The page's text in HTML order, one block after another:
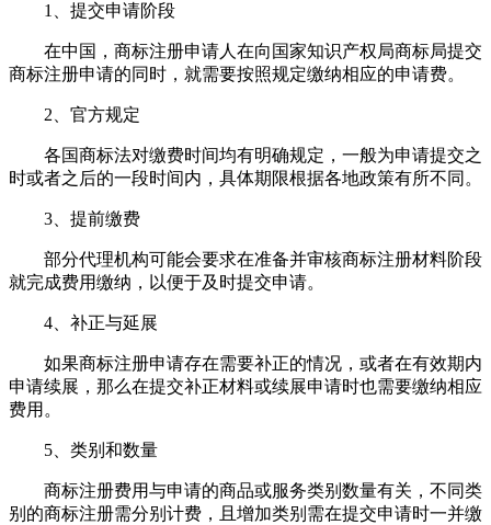
1、提交申请阶段
在中国，商标注册申请人在向国家知识产权局商标局提交
商标注册申请的同时，就需要按照规定缴纳相应的申请费。
2、官方规定
各国商标法对缴费时间均有明确规定，一般为申请提交之
时或者之后的一段时间内，具体期限根据各地政策有所不同。
3、提前缴费
部分代理机构可能会要求在准备并审核商标注册材料阶段
就完成费用缴纳，以便于及时提交申请。
4、补正与延展
如果商标注册申请存在需要补正的情况，或者在有效期内
申请续展，那么在提交补正材料或续展申请时也需要缴纳相应
费用。
5、类别和数量
商标注册费用与申请的商品或服务类别数量有关，不同类
别的商标注册需分别计费，且增加类别需在提交申请时一并缴